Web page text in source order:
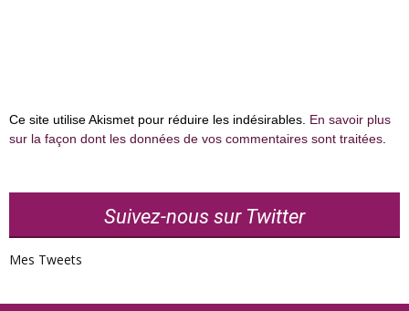
Ce site utilise Akismet pour réduire les indésirables. En savoir plus
sur la façon dont les données de vos commentaires sont traitées
Suivez-nous sur Twitter
Mes Tweets